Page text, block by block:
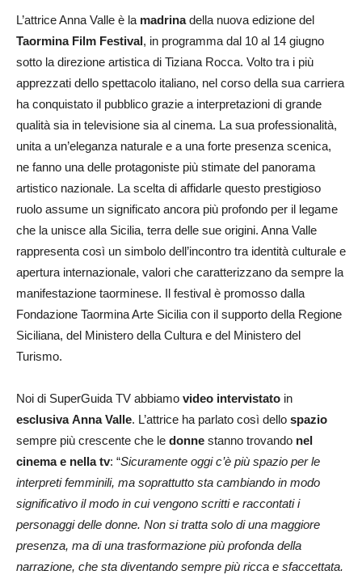
L’attrice Anna Valle è la madrinadella nuova edizione del
Taormina Film Festival, in programma dal 10 al 14 giugno
sotto la direzione artistica di Tiziana Rocca. Volto tra i più
apprezzati dello spettacolo italiano, nel corso della sua carriera
ha conquistato il pubblico grazie a interpretazioni di grande
qualità sia in televisione sia al cinema. La sua professionalità,
unita a un’eleganza naturale e a una forte presenza scenica,
ne fanno una delle protagoniste più stimate del panorama
artistico nazionale. La scelta di affidarle questo prestigioso
ruolo assume un significato ancora più profondo per il legame
che la unisce alla Sicilia, terra delle sue origini. Anna Valle
rappresenta così un simbolo dell’incontro tra identità culturale e
apertura internazionale, valori che caratterizzano da sempre la
manifestazione taorminese. Il festival è promosso dalla
Fondazione Taormina Arte Sicilia con il supporto della Regione
Siciliana, del Ministero della Cultura e del Ministero del
Turismo.
Noi di SuperGuida TV abbiamo video intervistato in
esclusiva Anna Valle. L’attrice ha parlato così dello spazio
sempre più crescente che le donne stanno trovando nel
cinema e nella tv: “Sicuramente oggi c’è più spazio per le
interpreti femminili, ma soprattutto sta cambiando in modo
significativo il modo in cui vengono scritti e raccontati i
personaggi delle donne. Non si tratta solo di una maggiore
presenza, ma di una trasformazione più profonda della
narrazione, che sta diventando sempre più ricca e sfaccettata.